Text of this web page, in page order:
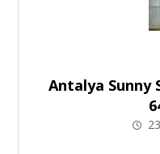
Antalya Sunny